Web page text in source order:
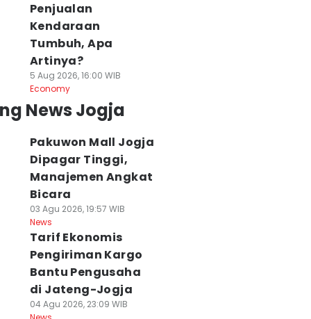
Penjualan
Kendaraan
Tumbuh, Apa
Artinya?
5 Aug 2026, 16:00 WIB
Economy
News Jogja
Pakuwon Mall Jogja
Dipagar Tinggi,
Manajemen Angkat
Bicara
03 Agu 2026, 19:57 WIB
News
Tarif Ekonomis
Pengiriman Kargo
Bantu Pengusaha
di Jateng-Jogja
04 Agu 2026, 23:09 WIB